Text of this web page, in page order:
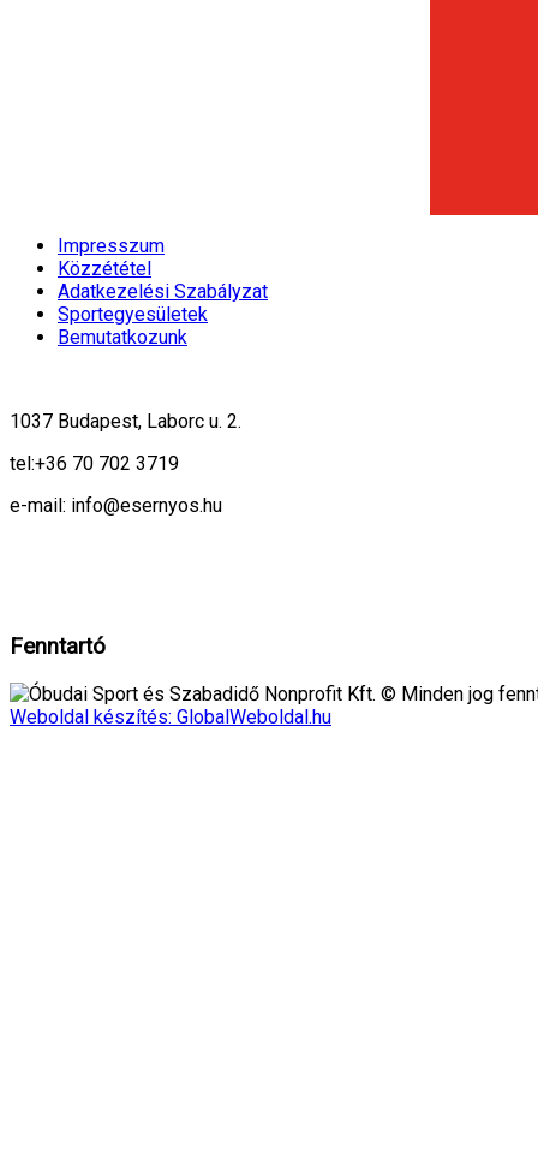
Impresszum
Közzététel
Adatkezelési Szabályzat
Sportegyesületek
Bemutatkozunk
1037 Budapest, Laborc u. 2.
tel:+36 70 702 3719
e-mail: info@esernyos.hu
Fenntartó
Óbudai Sport és Szabadidő Nonprofit Kft. © Minden jog
Weboldal készítés: GlobalWeboldal.hu